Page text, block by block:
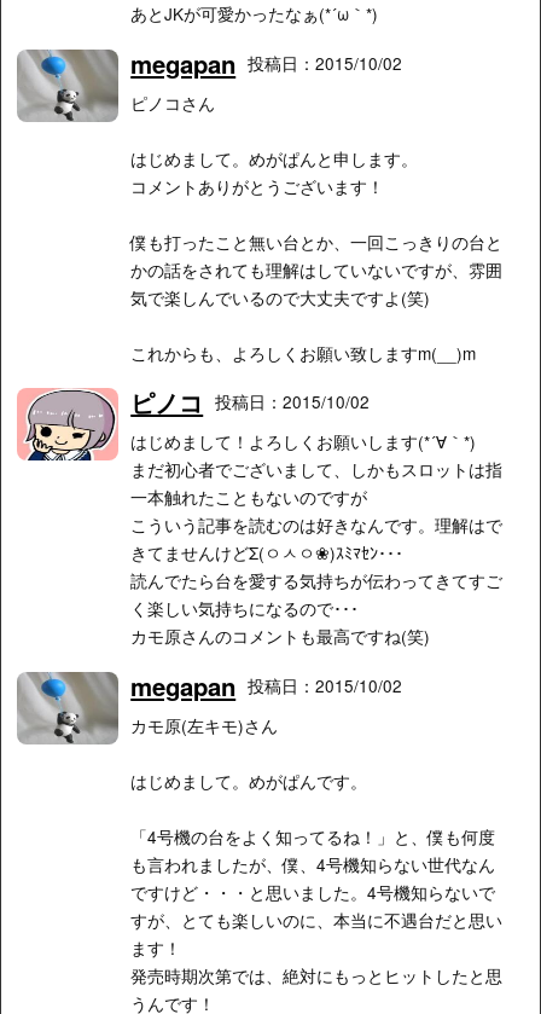
あとJKが可愛かったなぁ(*´ω｀*)
megapan 投稿日：2015/10/02
ピノコさん
はじめまして。めがぱんと申します。
コメントありがとうございます！
僕も打ったこと無い台とか、一回こっきりの台と
かの話をされても理解はしていないですが、雰囲
気で楽しんでいるので大丈夫ですよ(笑)
これからも、よろしくお願い致しますm(__)m
ピノコ
投稿日：2015/10/02
はじめまして！よろしくお願いします(*´∀｀*)
まだ初心者でございまして、しかもスロットは指
一本触れたこともないのですが
こういう記事を読むのは好きなんです。理解はで
きてませんけどΣ(ㅇㅅㅇ❀)ｽﾐﾏｾﾝ･･･
読んでたら台を愛する気持ちが伝わってきてすご
く楽しい気持ちになるので･･･
カモ原さんのコメントも最高ですね(笑)
megapan 投稿日：2015/10/02
カモ原(左キモ)さん
はじめまして。めがぱんです。
「4号機の台をよく知ってるね！」と、僕も何度
も言われましたが、僕、4号機知らない世代なん
ですけど・・・と思いました。4号機知らないで
すが、とても楽しいのに、本当に不遇台だと思い
ます！
発売時期次第では、絶対にもっとヒットしたと思
うんです！